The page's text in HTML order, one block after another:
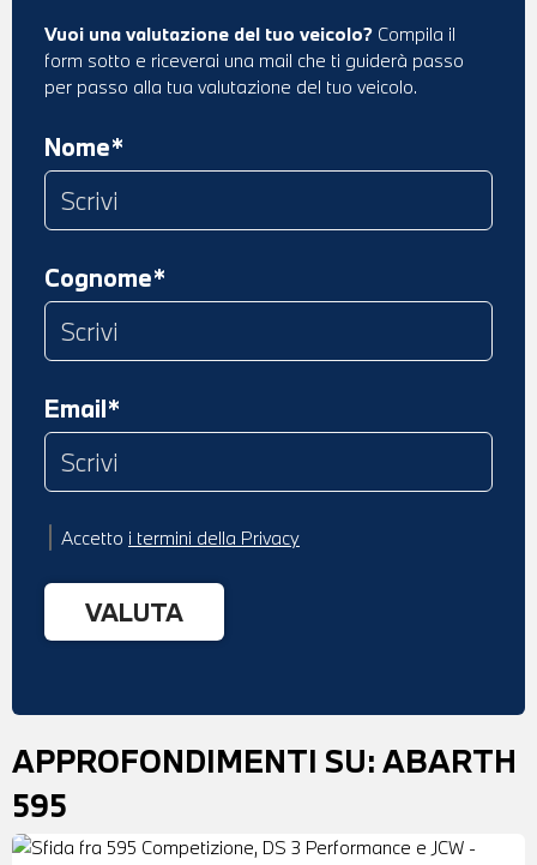
Vuoi una valutazione del tuo veicolo? Compila il
form sotto e riceverai una mail che ti guiderà passo
per passo alla tua valutazione del tuo veicolo.
Nome*
Cognome*
Email*
Accetto i termini della Privacy
APPROFONDIMENTI SU: ABARTH
595